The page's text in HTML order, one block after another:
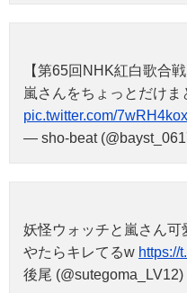
【第65回NHK紅白歌合
嵐さんをちょっとだけま
pic.twitter.com/
— sho-beat
妖怪ウォッチと嵐さん
やたらキレてるw https://
後尾